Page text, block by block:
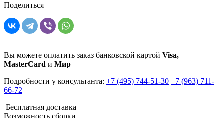
Поделиться
Вы можете оплатить заказ банковской картой Visa,
MasterCard и Мир
Подробности у консультанта: +7 (495) 744-51-30 +7 (963) 711-
66-72
Бесплатная доставка
Возможность сборки